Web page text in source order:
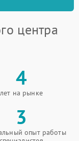
центра
4
лет на рынке
3
опыт работы